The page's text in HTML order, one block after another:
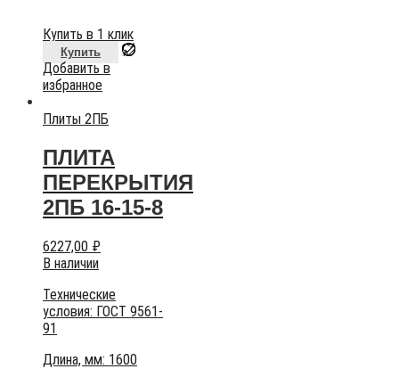
Купить в 1 клик
Купить
Добавить в
избранное
Плиты 2ПБ
ПЛИТА
ПЕРЕКРЫТИЯ
2ПБ 16-15-8
6227,00 ₽
В наличии
Технические
условия: ГОСТ 9561-
91
Длина, мм: 1600